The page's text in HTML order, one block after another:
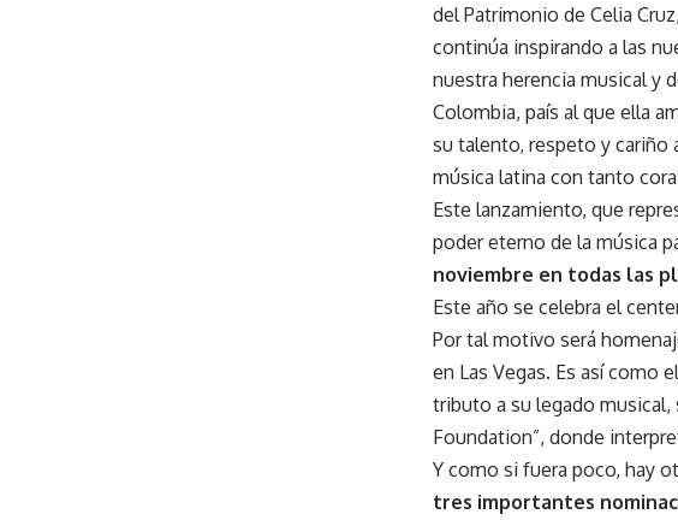
del Patrimonio de Celia
continúa inspirando a las
nuestra herencia musical y
Colombia, país al que ella
su talento, respeto y cariño
música latina con tanto
Este lanzamiento, que
poder eterno de la música
noviembre en todas las
Este año se celebra el
Por tal motivo será
en Las Vegas. Es así como
tributo a su legado musical,
Foundation”, donde
Y como si fuera poco, hay
tres importantes